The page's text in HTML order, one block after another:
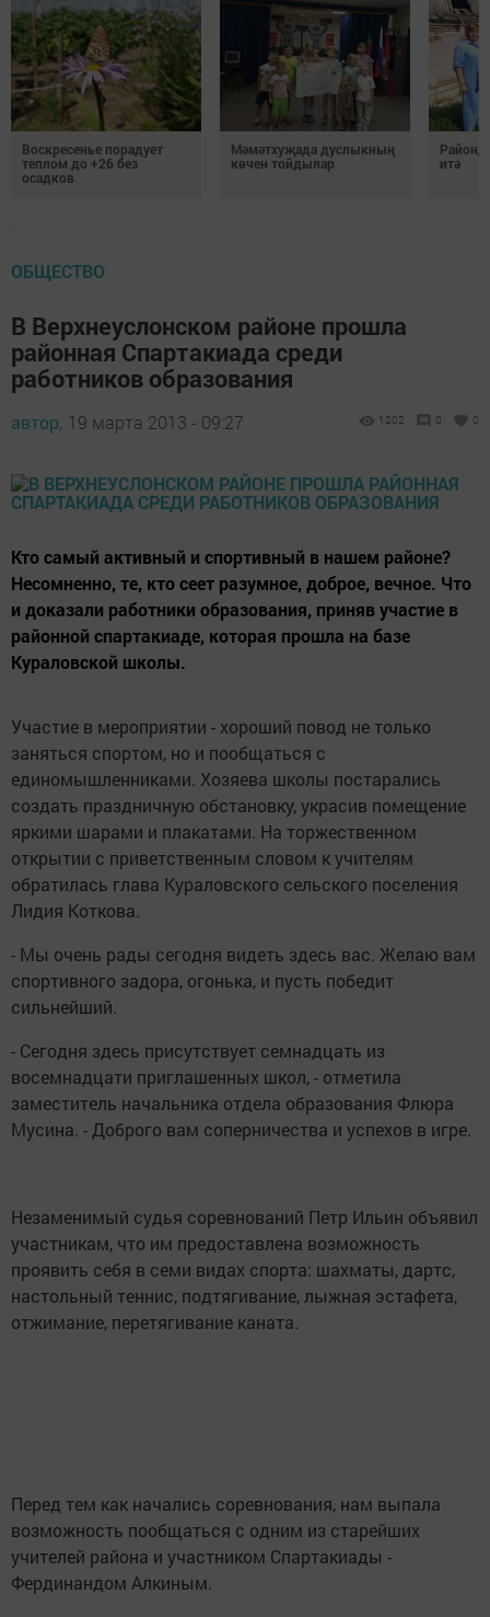
Воскресенье порадует
теплом до +26 без
осадков
Мәмәтхуҗада дуслыкның
көчен тойдылар
итә
ОБЩЕСТВО
В Верхнеуслонском районе прошла
районная Спартакиада среди
работников образования
автор, 19 марта 2013 - 09:27 1202 0 0
Кто самый активный и спортивный в нашем районе?
Несомненно, те, кто сеет разумное, доброе, вечное. Что
и доказали работники образования, приняв участие в
районной спартакиаде, которая прошла на базе
Кураловской школы.
Участие в мероприятии - хороший повод не только
заняться спортом, но и пообщаться с
единомышленниками. Хозяева школы постарались
создать праздничную обстановку, украсив помещение
яркими шарами и плакатами. На торжественном
открытии с приветственным словом к учителям
обратилась глава Кураловского сельского поселения
Лидия Коткова.
- Мы очень рады сегодня видеть здесь вас. Желаю вам
спортивного задора, огонька, и пусть победит
сильнейший.
- Сегодня здесь присутствует семнадцать из
восемнадцати приглашенных школ, - отметила
заместитель начальника отдела образования Флюра
Мусина. - Доброго вам соперничества и успехов в игре.
Незаменимый судья соревнований Петр Ильин объявил
участникам, что им предоставлена возможность
проявить себя в семи видах спорта: шахматы, дартс,
настольный теннис, подтягивание, лыжная эстафета,
отжимание, перетягивание каната.
Перед тем как начались соревнования, нам выпала
возможность пообщаться с одним из старейших
учителей района и участником Спартакиады -
Фердинандом Алкиным.